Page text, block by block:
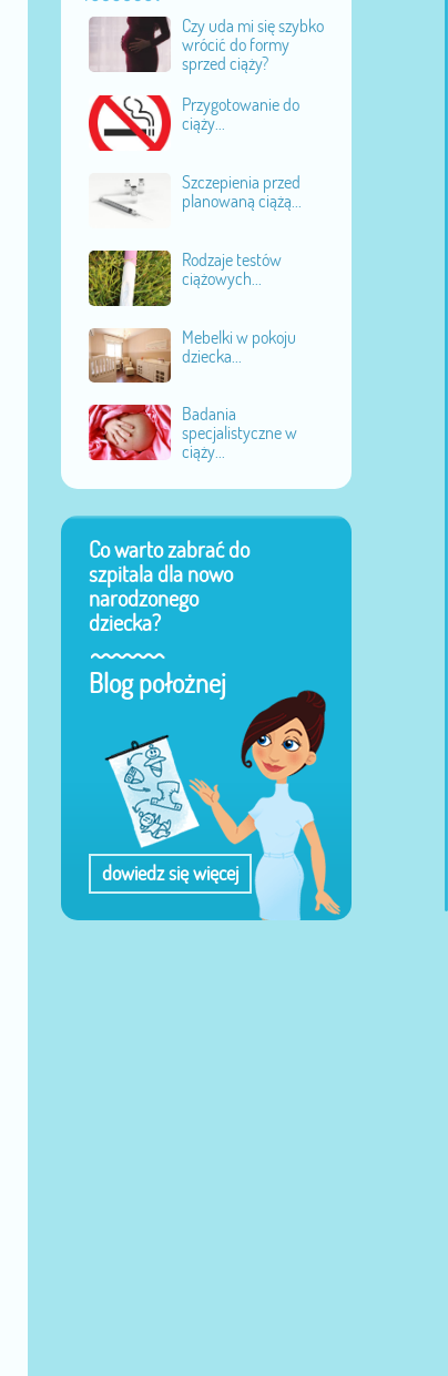
Czy uda mi się szybko
wrócić do formy
sprzed ciąży?
Przygotowanie do
ciąży...
Szczepienia przed
planowaną ciążą...
Rodzaje testów
ciążowych...
Mebelki w pokoju
dziecka...
Badania
specjalistyczne w
ciąży...
Co warto zabrać do
szpitala dla nowo
narodzonego
dziecka?
Blog położnej
dowiedz się więcej